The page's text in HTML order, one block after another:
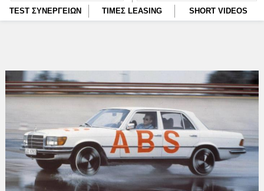
TEST ΣΥΝΕΡΓΕΙΩΝ ΤΙΜΕΣ LEASING SHORT VIDEOS